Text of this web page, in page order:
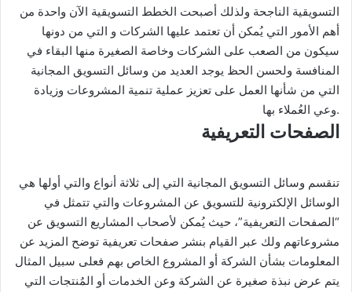
التسويقية الناجحة ولذلك أصبحت الخطط التسويقية الآن واحدة من
أهم الأمور التي يُمكن أن تعتمد عليها الشركات و التي من دونها
سيكون من الصعب على الشركات وخاصة الصغيرة منها البقاء في
المنافسة ولحسن الحظ يوجد العديد من وسائل التسويق المجانية
التي من شأنها العمل على تعزيز عملية تنمية المشروعات وزيادة
وعي العُملاء بها.
الصفحات التعريفية
تنقسم وسائل التسويق المجانية التي إلى ثلاثة أنواع والتي أولها هي
الوسائل الإلكترونية للتسويق عن المشروعات والتي تتمثل في
“الصفحات التعريفية”، حيث يُمكن لأصحاب المشاريع التسويق عن
مشروعاتهم ولك عبر القيام بنشر صفحات تعريفية توضح المزيد عن
المعلومات بشأن الشركة أو المشروع الخاص بهم فعلى سبيل المثال
يتم عرض نبذة صغيرة عن الشركة وعن الخدمات أو المُنتجات التي